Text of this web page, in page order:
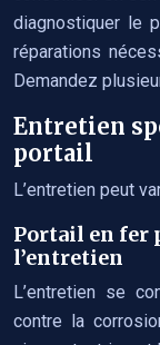
diagnostiquer le
réparations
Demandez
Entretien
portail
L’entretien peut
Portail en fer
l’entretien
L’entretien se
contre la